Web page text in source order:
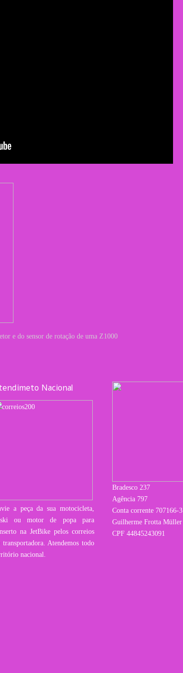
e do sensor de rotação de uma Z1000
Nacional
a peça da sua motocicleta,
ou motor de popa para
na JetBike pelos correios
transportadora. Atendemos todo
nacional.
Bradesco 237
Agência 797
Conta corrente 707166-3
Guilherme Frotta Müller
CPF 44845243091